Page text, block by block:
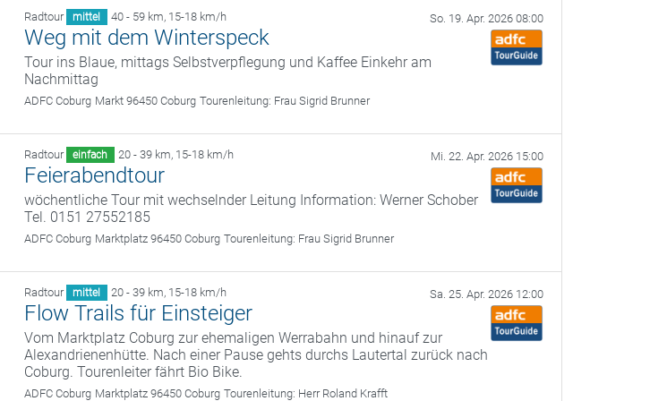
Radtour mittel 40 - 59 km, 15-18 km/h So. 19. Apr. 2026 08:00
Weg mit dem Winterspeck
Tour ins Blaue, mittags Selbstverpflegung und Kaffee Einkehr am
Nachmittag
ADFC Coburg Markt 96450 Coburg Tourenleitung: Frau Sigrid Brunner
Radtour einfach 20 - 39 km, 15-18 km/h Mi. 22. Apr. 2026 15:00
Feierabendtour
wöchentliche Tour mit wechselnder Leitung Information: Werner Schober
Tel. 0151 27552185
ADFC Coburg Marktplatz 96450 Coburg Tourenleitung: Frau Sigrid Brunner
Radtour mittel 20 - 39 km, 15-18 km/h Sa. 25. Apr. 2026 12:00
Flow Trails für Einsteiger
Vom Marktplatz Coburg zur ehemaligen Werrabahn und hinauf zur
Alexandrienenhütte. Nach einer Pause gehts durchs Lautertal zurück nach
Coburg. Tourenleiter fährt Bio Bike.
ADFC Coburg Marktplatz 96450 Coburg Tourenleitung: Herr Roland Krafft